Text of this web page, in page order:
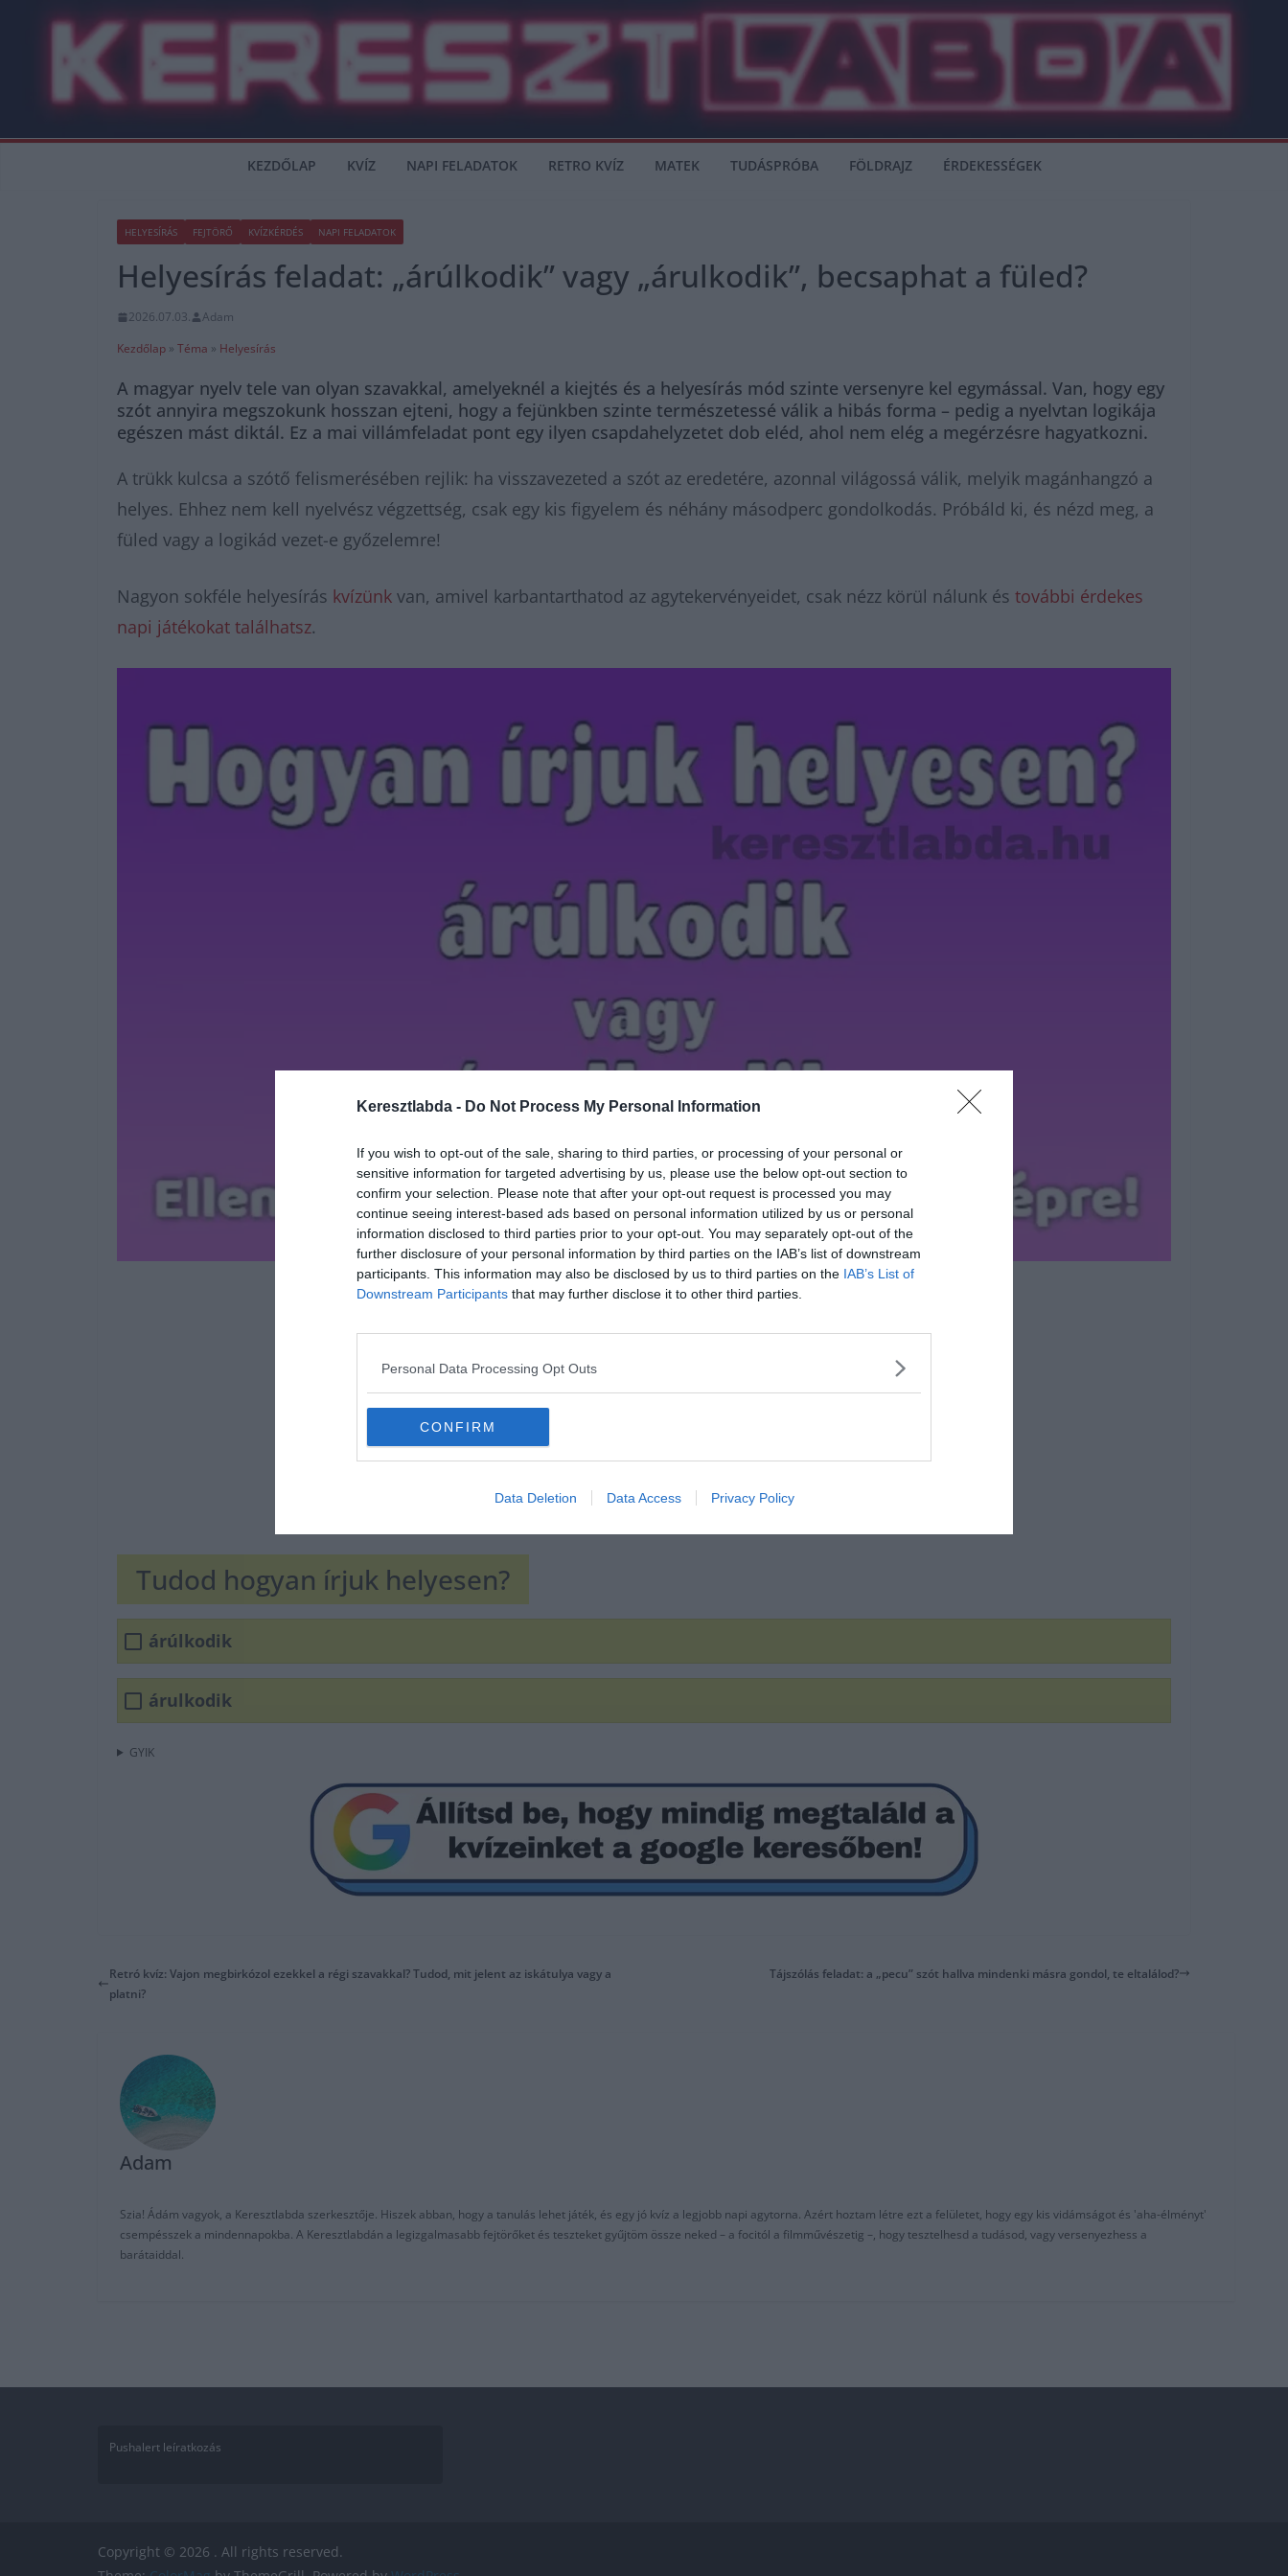
Keresztlabda - Do Not Process My Personal Information
If you wish to opt-out of the sale, sharing to third parties, or processing of your personal or
sensitive information for targeted advertising by us, please use the below opt-out section to
confirm your selection. Please note that after your opt-out request is processed you may
continue seeing interest-based ads based on personal information utilized by us or personal
information disclosed to third parties prior to your opt-out. You may separately opt-out of the
further disclosure of your personal information by third parties on the IAB’s list of downstream
participants. This information may also be disclosed by us to third parties on the IAB’s List of
Downstream Participants that may further disclose it to other third parties.
Personal Data Processing Opt Outs
CONFIRM
Data Deletion Data Access Privacy Policy
KEZDŐLAP KVÍZ NAPI FELADATOK RETRO KVÍZ MATEK TUDÁSPRÓBA FÖLDRAJZ ÉRDEKESSÉGEK
HELYESÍRÁS FEJTÖRŐ KVÍZKÉRDÉS NAPI FELADATOK
Helyesírás feladat: „árúlkodik” vagy „árulkodik”, becsaphat a füled?
2026.07.03.
Adam
Kezdőlap » Téma » Helyesírás
A magyar nyelv tele van olyan szavakkal, amelyeknél a kiejtés és a helyesírás mód szinte versenyre kel egymással. Van, hogy egy
szót annyira megszokunk hosszan ejteni, hogy a fejünkben szinte természetessé válik a hibás forma – pedig a nyelvtan logikája
egészen mást diktál. Ez a mai villámfeladat pont egy ilyen csapdahelyzetet dob eléd, ahol nem elég a megérzésre hagyatkozni.
A trükk kulcsa a szótő felismerésében rejlik: ha visszavezeted a szót az eredetére, azonnal világossá válik, melyik magánhangzó a
helyes. Ehhez nem kell nyelvész végzettség, csak egy kis figyelem és néhány másodperc gondolkodás. Próbáld ki, és nézd meg, a
füled vagy a logikád vezet-e győzelemre!
Nagyon sokféle helyesírás kvízünk van, amivel karbantarthatod az agytekervényeidet, csak nézz körül nálunk és további érdekes
napi játékokat találhatsz.
Hirdetés
Tudod hogyan írjuk helyesen?
árúlkodik
árulkodik
GYIK
Retró kvíz: Vajon megbirkózol ezekkel a régi szavakkal? Tudod, mit jelent az iskátulya vagy a
platni?
Tájszólás feladat: a „pecu” szót hallva mindenki másra gondol, te eltalálod?
Adam
Szia! Ádám vagyok, a Keresztlabda szerkesztője. Hiszek abban, hogy a tanulás lehet játék, és egy jó kvíz a legjobb napi agytorna. Azért hoztam létre ezt a felületet, hogy egy kis vidámságot és 'aha-élményt'
csempésszek a mindennapokba. A Keresztlabdán a legizgalmasabb fejtörőket és teszteket gyűjtöm össze neked – a focitól a filmművészetig –, hogy tesztelhesd a tudásod, vagy versenyezhess a
barátaiddal.
Pushalert leíratkozás
Copyright © 2026 . All rights reserved.